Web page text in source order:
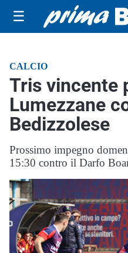
☰
CALCIO
Tris vincente
Lumezzane
Bedizzolese
Prossimo impegno
15:30 contro il Darfo